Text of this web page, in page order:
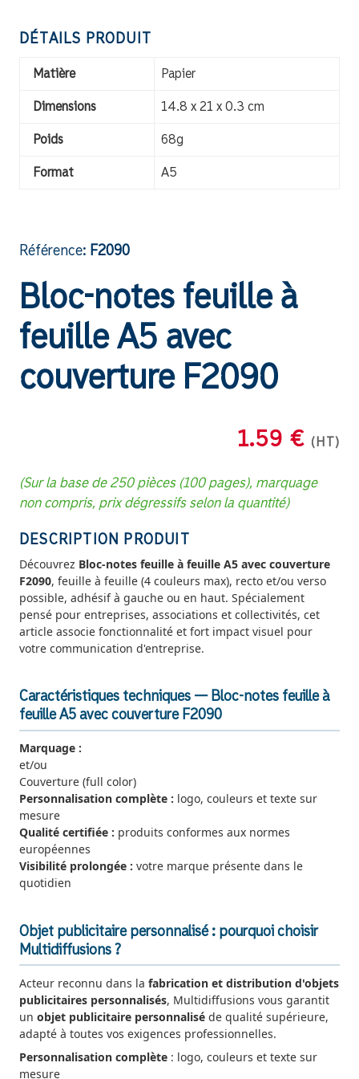
DÉTAILS PRODUIT
Matière Papier
Dimensions 14.8 x 21 x 0.3 cm
Poids 68g
Format A5
Référence: F2090
Bloc-notes feuille à
feuille A5 avec
couverture F2090
1.59 € (HT)
(Sur la base de 250 pièces (100 pages), marquage
non compris, prix dégressifs selon la quantité)
DESCRIPTION PRODUIT
Découvrez Bloc-notes feuille à feuille A5 avec couverture
F2090, feuille à feuille (4 couleurs max), recto et/ou verso
possible, adhésif à gauche ou en haut. Spécialement
pensé pour entreprises, associations et collectivités, cet
article associe fonctionnalité et fort impact visuel pour
votre communication d'entreprise.
Caractéristiques techniques — Bloc-notes feuille à
feuille A5 avec couverture F2090
Marquage :
et/ou
Couverture (full color)
Personnalisation complète : logo, couleurs et texte sur
mesure
Qualité certifiée : produits conformes aux normes
européennes
Visibilité prolongée : votre marque présente dans le
quotidien
Objet publicitaire personnalisé : pourquoi choisir
Multidiffusions ?
Acteur reconnu dans la fabrication et distribution d'objets
publicitaires personnalisés, Multidiffusions vous garantit
un objet publicitaire personnalisé de qualité supérieure,
adapté à toutes vos exigences professionnelles.
Personnalisation complète : logo, couleurs et texte sur
mesure